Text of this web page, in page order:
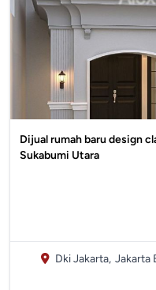
Dijual rumah baru design
Sukabumi Utara
Dki Jakarta, Jakarta